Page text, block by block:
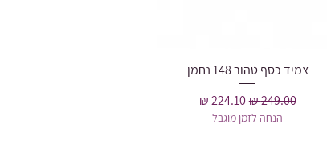
תצוגה מהירה
צמיד כסף טהור 148 נחמן
מחיר רגיל‏249.00 ‏₪ מחיר מבצע‏224.10 ‏₪
הנחה לזמן מוגבל